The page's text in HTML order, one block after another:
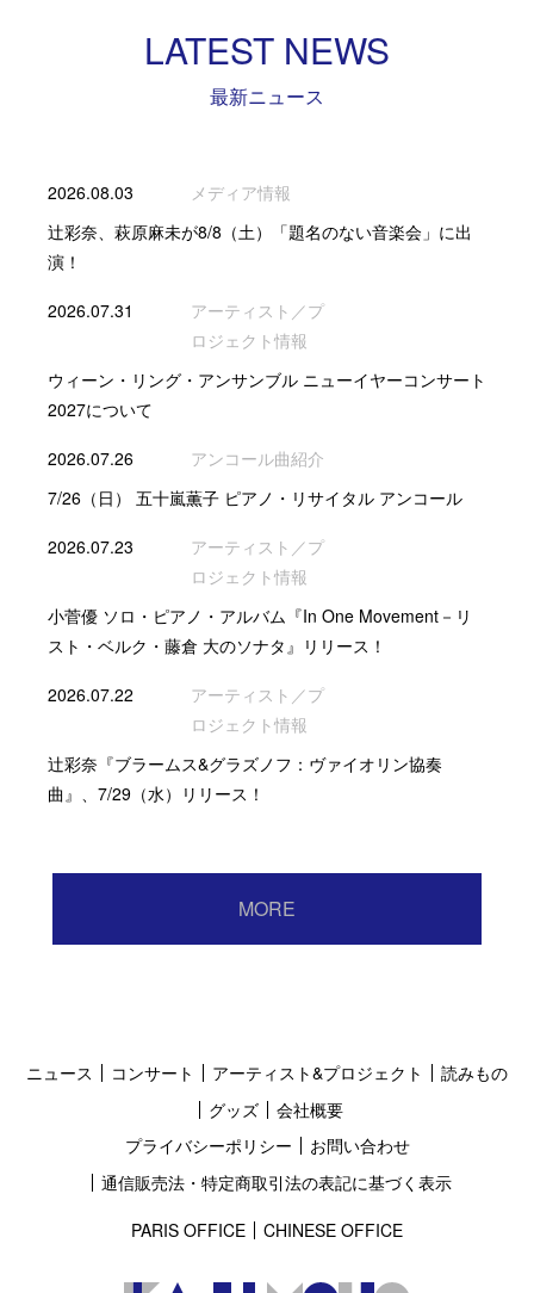
LATEST NEWS
最新ニュース
2026.08.03
メディア情報
辻彩奈、萩原麻未が8/8（土）「題名のない音楽会」に出
演！
2026.07.31
アーティスト／プ
ロジェクト情報
ウィーン・リング・アンサンブル ニューイヤーコンサート
2027について
2026.07.26
アンコール曲紹介
7/26（日） 五十嵐薫子 ピアノ・リサイタル アンコール
2026.07.23
アーティスト／プ
ロジェクト情報
小菅優 ソロ・ピアノ・アルバム『In One Movement－リ
スト・ベルク・藤倉 大のソナタ』リリース！
2026.07.22
アーティスト／プ
ロジェクト情報
辻彩奈『ブラームス&グラズノフ：ヴァイオリン協奏
曲』、7/29（水）リリース！
MORE
ニュース コンサート アーティスト&プロジェクト
読みもの
グッズ
会社概要
プライバシーポリシー
お問い合わせ
通信販売法・特定商取引法の表記に基づく表示
PARIS OFFICE
CHINESE OFFICE